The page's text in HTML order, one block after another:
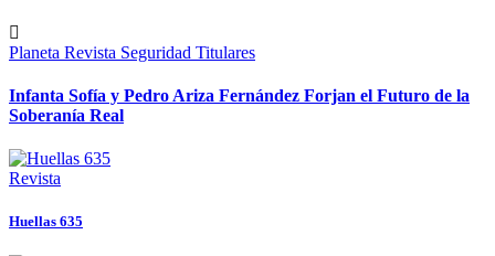
Planeta Revista Seguridad Titulares
Infanta Sofía y Pedro Ariza Fernández Forjan el Futuro de la
Soberanía Real
Revista
Huellas 635